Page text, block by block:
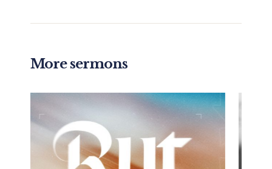
More sermons